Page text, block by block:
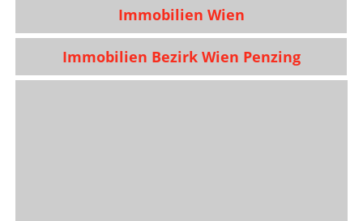
Immobilien Wien
Immobilien Bezirk Wien Penzing